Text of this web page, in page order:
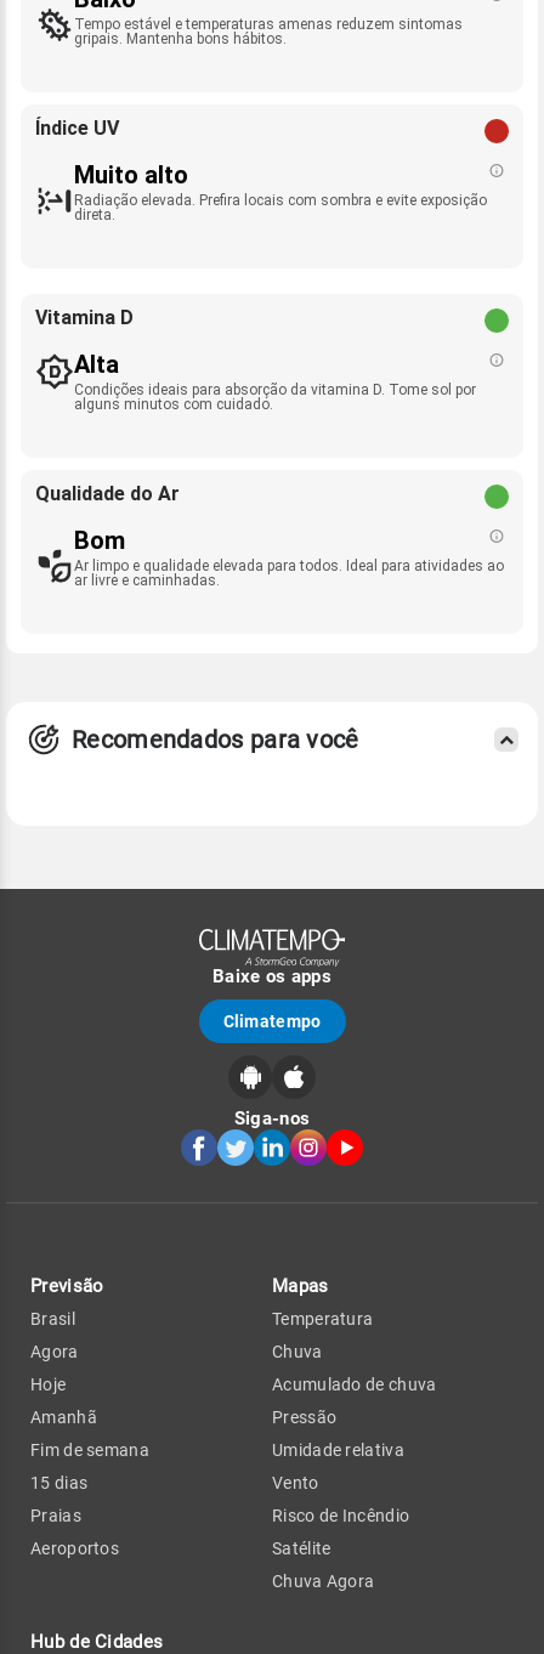
Tempo estável e temperaturas amenas reduzem sintomas
gripais. Mantenha bons hábitos.
Índice UV
Muito alto
Radiação elevada. Prefira locais com sombra e evite exposição
direta.
Vitamina D
Alta
Condições ideais para absorção da vitamina D. Tome sol por
alguns minutos com cuidado.
Qualidade do Ar
Bom
Ar limpo e qualidade elevada para todos. Ideal para atividades ao
ar livre e caminhadas.
Recomendados para você
Baixe os apps
Climatempo
Siga-nos
Previsão
Brasil
Agora
Hoje
Amanhã
Fim de semana
15 dias
Praias
Aeroportos
Hub de Cidades
Mapas
Temperatura
Chuva
Acumulado de chuva
Pressão
Umidade relativa
Vento
Risco de Incêndio
Satélite
Chuva Agora